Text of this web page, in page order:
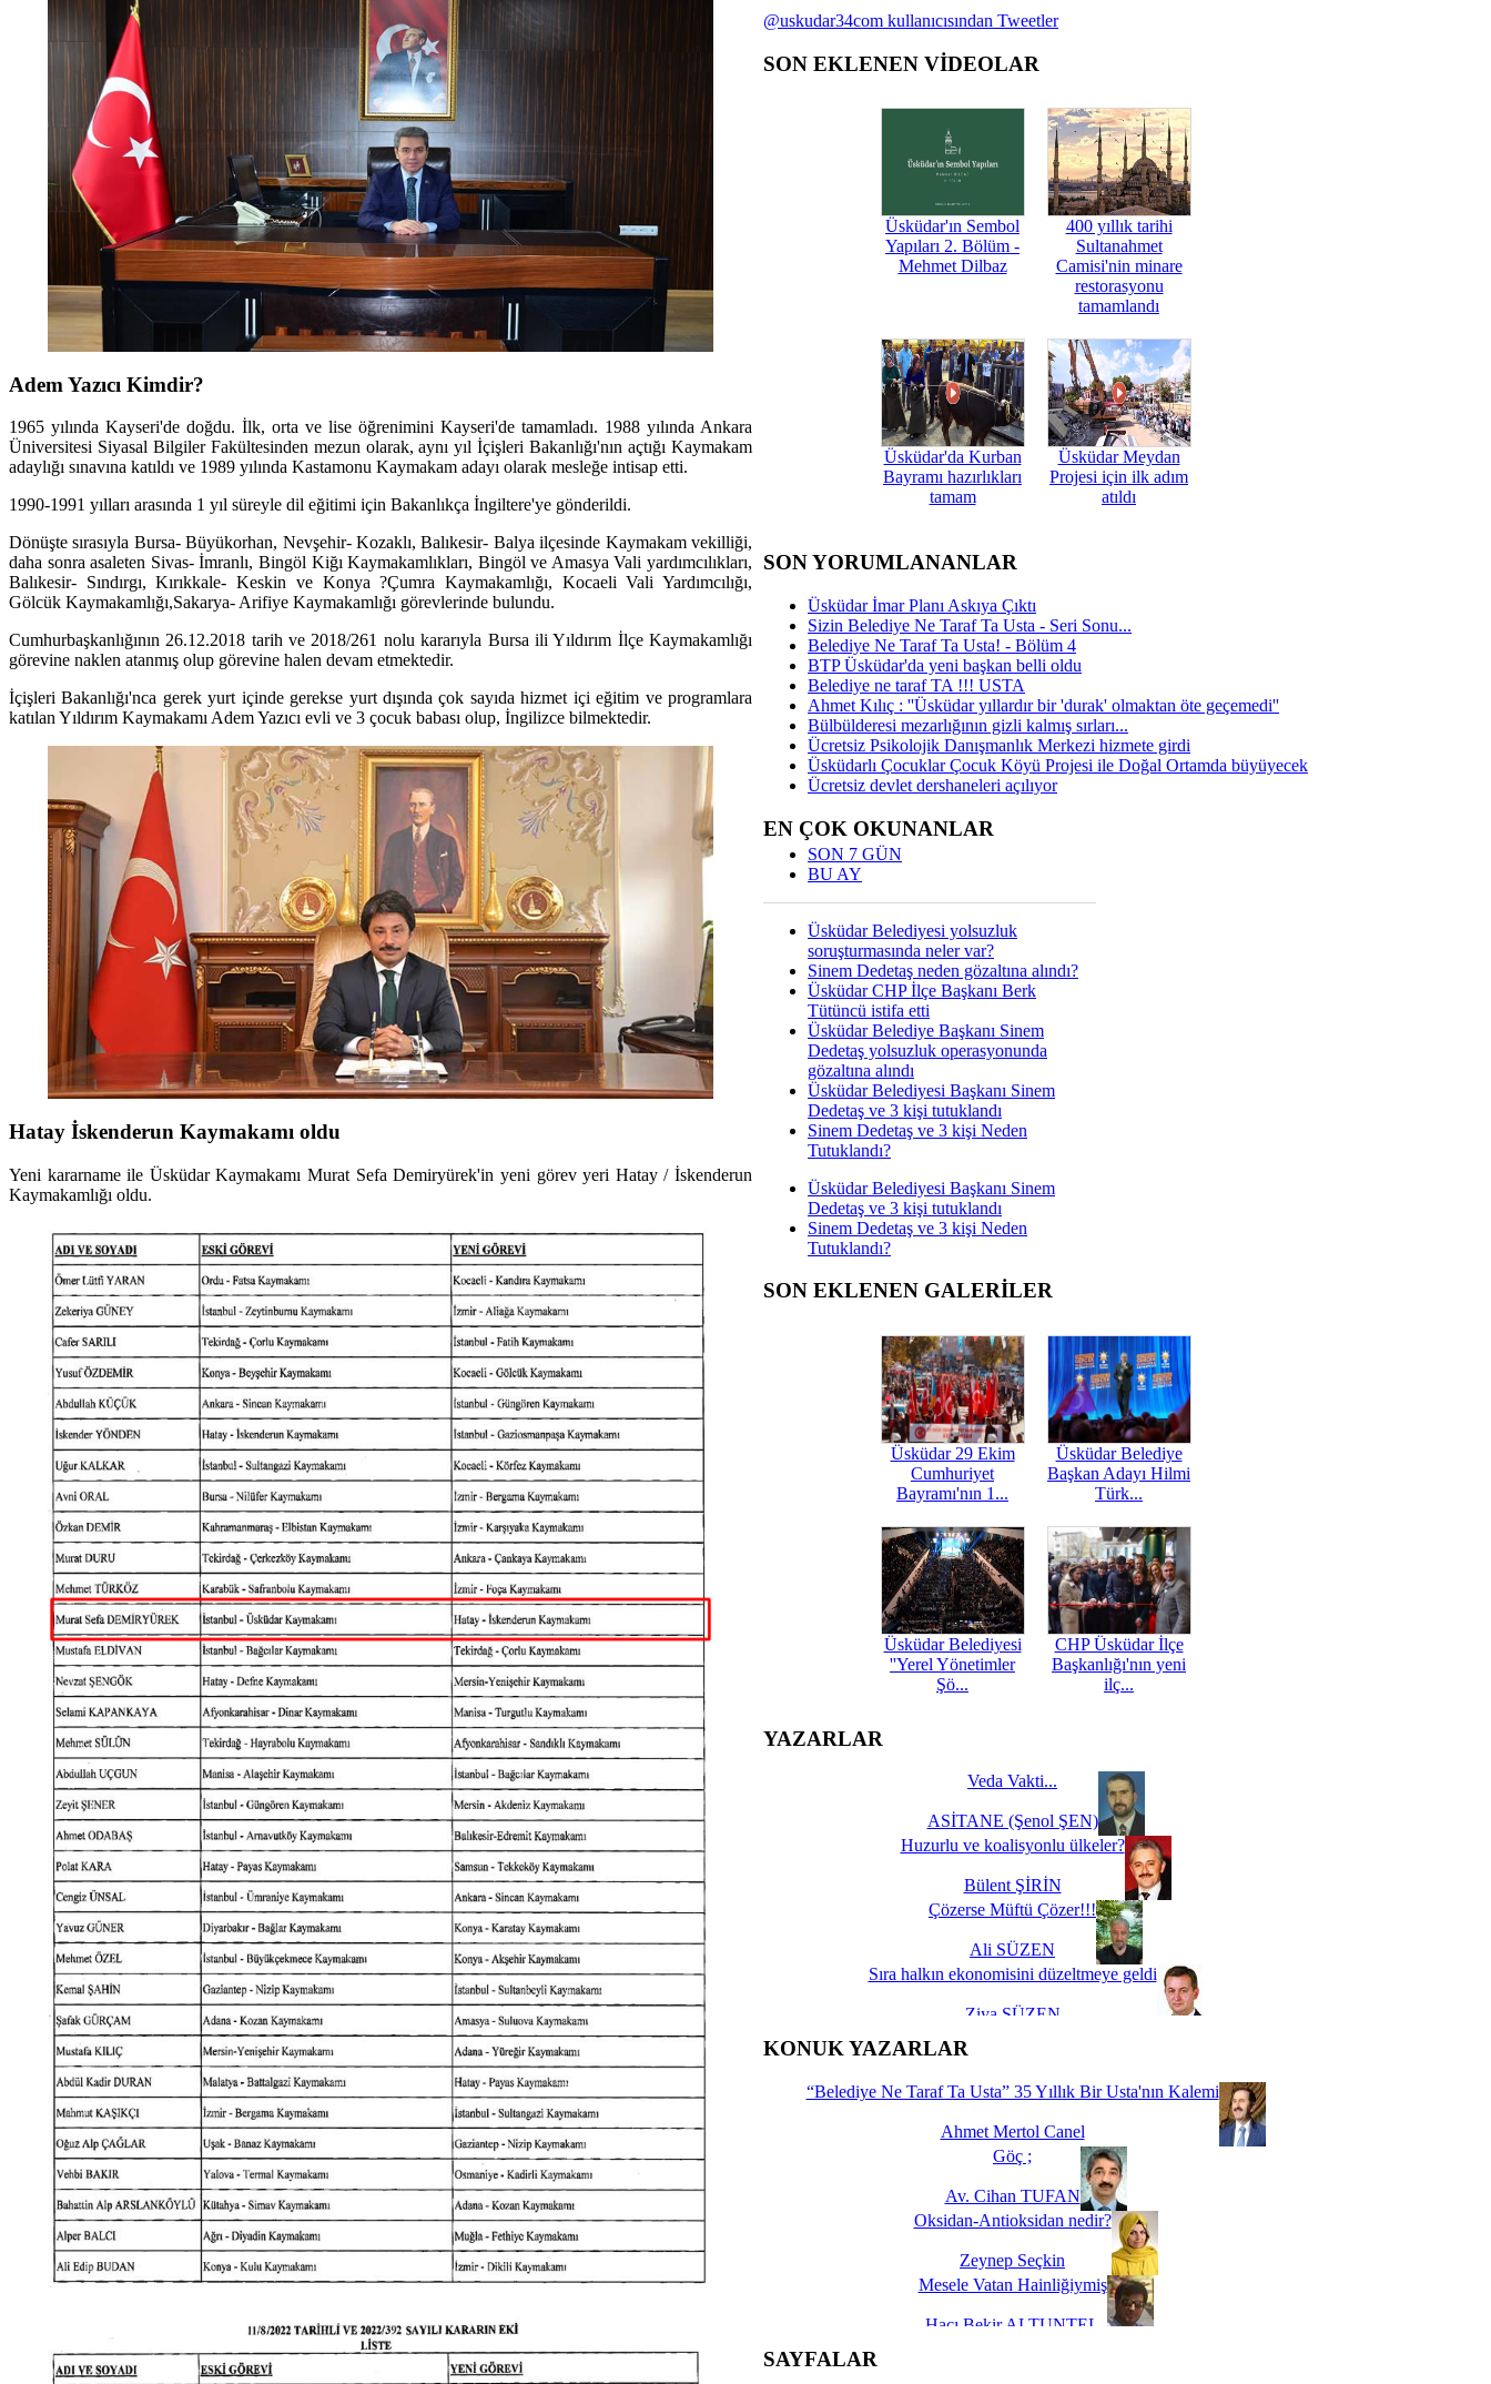
Adem Yazıcı Kimdir?
1965 yılında Kayseri'de doğdu. İlk, orta ve lise öğrenimini Kayseri'de tamamladı. 1988 yılında Ankara
Üniversitesi Siyasal Bilgiler Fakültesinden mezun olarak, aynı yıl İçişleri Bakanlığı'nın açtığı Kaymakam
adaylığı sınavına katıldı ve 1989 yılında Kastamonu Kaymakam adayı olarak mesleğe intisap etti.
1990-1991 yılları arasında 1 yıl süreyle dil eğitimi için Bakanlıkça İngiltere'ye gönderildi.
Dönüşte sırasıyla Bursa- Büyükorhan, Nevşehir- Kozaklı, Balıkesir- Balya ilçesinde Kaymakam vekilliği,
daha sonra asaleten Sivas- İmranlı, Bingöl Kiğı Kaymakamlıkları, Bingöl ve Amasya Vali yardımcılıkları,
Balıkesir- Sındırgı, Kırıkkale- Keskin ve Konya ?Çumra Kaymakamlığı, Kocaeli Vali Yardımcılığı,
Gölcük Kaymakamlığı,Sakarya- Arifiye Kaymakamlığı görevlerinde bulundu.
Cumhurbaşkanlığının 26.12.2018 tarih ve 2018/261 nolu kararıyla Bursa ili Yıldırım İlçe Kaymakamlığı
görevine naklen atanmış olup görevine halen devam etmektedir.
İçişleri Bakanlığı'nca gerek yurt içinde gerekse yurt dışında çok sayıda hizmet içi eğitim ve programlara
katılan Yıldırım Kaymakamı Adem Yazıcı evli ve 3 çocuk babası olup, İngilizce bilmektedir.
Hatay İskenderun Kaymakamı oldu
Yeni kararname ile Üsküdar Kaymakamı Murat Sefa Demiryürek'in yeni görev yeri Hatay / İskenderun
Kaymakamlığı oldu.
@uskudar34com kullanıcısından Tweetler
SON EKLENEN VİDEOLAR
Üsküdar'ın Sembol
Yapıları 2. Bölüm -
Mehmet Dilbaz
400 yıllık tarihi
Sultanahmet
Camisi'nin minare
restorasyonu
tamamlandı
Üsküdar'da Kurban
Bayramı hazırlıkları
tamam
Üsküdar Meydan
Projesi için ilk adım
atıldı
SON YORUMLANANLAR
Üsküdar İmar Planı Askıya Çıktı
Sizin Belediye Ne Taraf Ta Usta - Seri Sonu...
Belediye Ne Taraf Ta Usta! - Bölüm 4
BTP Üsküdar'da yeni başkan belli oldu
Belediye ne taraf TA !!! USTA
Ahmet Kılıç : ''Üsküdar yıllardır bir 'durak' olmaktan öte geçemedi''
Bülbülderesi mezarlığının gizli kalmış sırları...
Ücretsiz Psikolojik Danışmanlık Merkezi hizmete girdi
Üsküdarlı Çocuklar Çocuk Köyü Projesi ile Doğal Ortamda büyüyecek
Ücretsiz devlet dershaneleri açılıyor
EN ÇOK OKUNANLAR
SON 7 GÜN
BU AY
Üsküdar Belediyesi yolsuzluk
soruşturmasında neler var?
Sinem Dedetaş neden gözaltına alındı?
Üsküdar CHP İlçe Başkanı Berk
Tütüncü istifa etti
Üsküdar Belediye Başkanı Sinem
Dedetaş yolsuzluk operasyonunda
gözaltına alındı
Üsküdar Belediyesi Başkanı Sinem
Dedetaş ve 3 kişi tutuklandı
Sinem Dedetaş ve 3 kişi Neden
Tutuklandı?
Üsküdar Belediyesi Başkanı Sinem
Dedetaş ve 3 kişi tutuklandı
Sinem Dedetaş ve 3 kişi Neden
Tutuklandı?
SON EKLENEN GALERİLER
Üsküdar 29 Ekim
Cumhuriyet
Bayramı'nın 1...
Üsküdar Belediye
Başkan Adayı Hilmi
Türk...
Üsküdar Belediyesi
''Yerel Yönetimler
Şö...
CHP Üsküdar İlçe
Başkanlığı'nın yeni
ilç...
YAZARLAR
Veda Vakti...
ASİTANE (Şenol ŞEN)
Huzurlu ve koalisyonlu ülkeler?
Bülent ŞİRİN
Çözerse Müftü Çözer!!!
Ali SÜZEN
Sıra halkın ekonomisini düzeltmeye geldi
Ziya SÜZEN
İşte Biz buyuz...
KONUK YAZARLAR
“Belediye Ne Taraf Ta Usta” 35 Yıllık Bir Usta'nın Kalemi
Ahmet Mertol Canel
Göç ;
Av. Cihan TUFAN
Oksidan-Antioksidan nedir?
Zeynep Seçkin
Mesele Vatan Hainliğiymiş
Hacı Bekir ALTUNTEL
SAYFALAR